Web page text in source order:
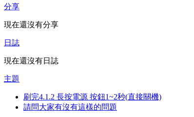
分享
現在還沒有分享
日誌
現在還沒有日誌
主題
刷完4.1.2 長按電源 按鈕1~2秒(直接關機)
請問大家有沒有這樣的問題